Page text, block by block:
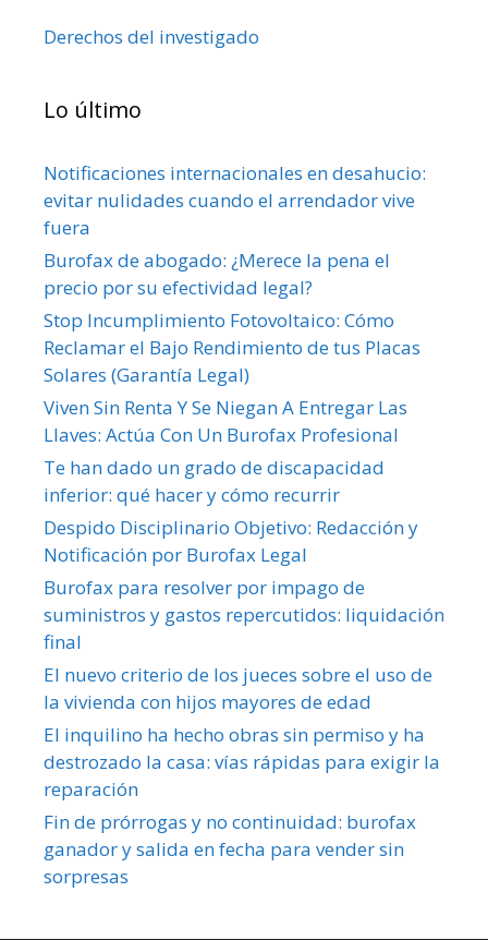
Derechos del investigado
Lo último
Notificaciones internacionales en desahucio:
evitar nulidades cuando el arrendador vive
fuera
Burofax de abogado: ¿Merece la pena el
precio por su efectividad legal?
Stop Incumplimiento Fotovoltaico: Cómo
Reclamar el Bajo Rendimiento de tus Placas
Solares (Garantía Legal)
Viven Sin Renta Y Se Niegan A Entregar Las
Llaves: Actúa Con Un Burofax Profesional
Te han dado un grado de discapacidad
inferior: qué hacer y cómo recurrir
Despido Disciplinario Objetivo: Redacción y
Notificación por Burofax Legal
Burofax para resolver por impago de
suministros y gastos repercutidos: liquidación
final
El nuevo criterio de los jueces sobre el uso de
la vivienda con hijos mayores de edad
El inquilino ha hecho obras sin permiso y ha
destrozado la casa: vías rápidas para exigir la
reparación
Fin de prórrogas y no continuidad: burofax
ganador y salida en fecha para vender sin
sorpresas